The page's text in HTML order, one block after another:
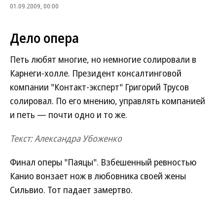
01.09.2009, 00:00
Дело опера
Петь любят многие, но немногие солировали в
Карнеги-холле. Президент консалтинговой
компании "Контакт-эксперт" Григорий Трусов
солировал. По его мнению, управлять компанией
и петь — почти одно и то же.
Текст: Александра Убоженко
Финал оперы "Паяцы". Взбешенный ревностью
Канио вонзает нож в любовника своей жены
Сильвио. Тот падает замертво.